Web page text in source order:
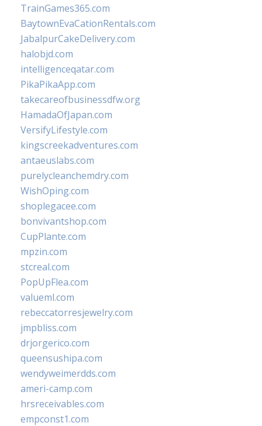
TrainGames365.com
BaytownEvaCationRentals.com
JabalpurCakeDelivery.com
halobjd.com
intelligenceqatar.com
PikaPikaApp.com
takecareofbusinessdfw.org
HamadaOfJapan.com
VersifyLifestyle.com
kingscreekadventures.com
antaeuslabs.com
purelycleanchemdry.com
WishOping.com
shoplegacee.com
bonvivantshop.com
CupPlante.com
mpzin.com
stcreal.com
PopUpFlea.com
valueml.com
rebeccatorresjewelry.com
jmpbliss.com
drjorgerico.com
queensushipa.com
wendyweimerdds.com
ameri-camp.com
hrsreceivables.com
empconst1.com